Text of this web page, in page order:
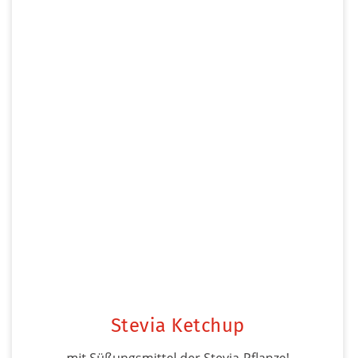
Stevia Ketchup